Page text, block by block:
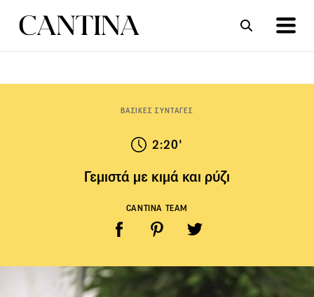
ΒΑΣΙΚΕΣ ΣΥΝΤΑΓΕΣ
2:20'
Γεμιστά με κιμά και ρύζι
CANTINA TEAM